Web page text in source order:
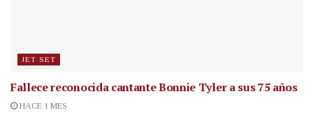
JET SET
Fallece reconocida cantanteBonnie Tyler a sus 75 años
HACE 1 MES